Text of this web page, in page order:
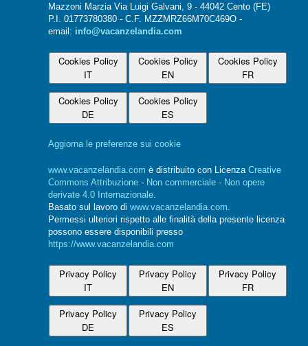
Mazzoni Marzia Via Luigi Galvani, 9 - 44042 Cento (FE)
P.I. 01773780380 - C.F. MZZMRZ66M70C469O -
email: info@vacanzelandia.com
Cookies Policy
IT
Cookies Policy
EN
Cookies Policy
FR
Cookies Policy
DE
Cookies Policy
ES
Aggiorna le preferenze sui cookie
www.vacanzelandia.com è distribuito con Licenza Creative
Commons Attribuzione - Non commerciale - Non opere
derivate 4.0 Internazionale.
Basato sul lavoro di www.vacanzelandia.com.
Permessi ulteriori rispetto alle finalità della presente licenza
possono essere disponibili presso
https://www.vacanzelandia.com
Privacy Policy
IT
Privacy Policy
EN
Privacy Policy
FR
Privacy Policy
DE
Privacy Policy
ES